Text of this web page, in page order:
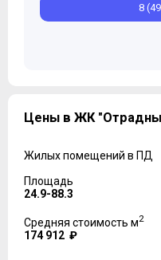
8
Цены в ЖК
Жилых помещений в ПД
Площадь
24.9-88.3
Средняя стоимость м2
174 912 ₽